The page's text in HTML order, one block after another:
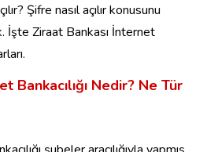
Şifre nasıl açılır konusunu
İşte Ziraat Bankası İnternet
Bankacılığı Nedir? Ne Tür